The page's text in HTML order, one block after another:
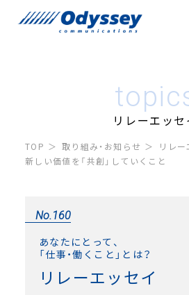
リレーエッセ
TOP 取り組み・お知らせ
リレ
新しい価値を「共創」していくこと
No.160
あなたにとって、
「仕事・働くこと」とは？
リレーエッセイ